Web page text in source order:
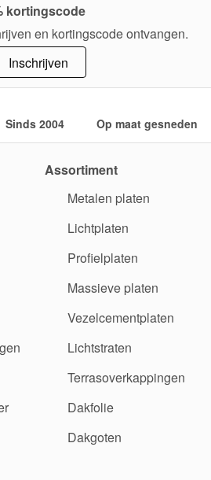
kortingscode
en kortingscode ontvangen.
Inschrijven
Sinds 2004 Op maat gesneden
Assortiment
Metalen platen
Lichtplaten
Profielplaten
Massieve platen
Vezelcementplaten
Lichtstraten
Terrasoverkappingen
Dakfolie
Dakgoten